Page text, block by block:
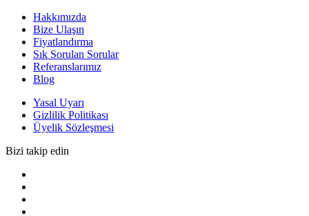
Hakkımızda
Bize Ulaşın
Fiyatlandırma
Sık Sorulan Sorular
Referanslarımız
Blog
Yasal Uyarı
Gizlilik Politikası
Üyelik Sözleşmesi
Bizi takip edin